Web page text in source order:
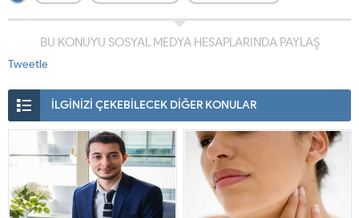
BU KONUYU SOSYAL MEDYA HESAPLARINDA PAYLAŞ
Tweetle
İLGİNİZİ ÇEKEBİLECEK DİĞER KONULAR